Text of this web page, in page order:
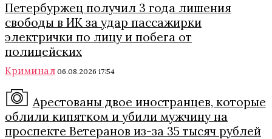
Петербуржец получил 3 года лишения
свободы в ИК за удар пассажирки
электрички по лицу и побега от
полицейских
Криминал 06.08.2026 17:54
Арестованы двое иностранцев, которые
облили кипятком и убили мужчину на
проспекте Ветеранов из-за 35 тысяч рублей